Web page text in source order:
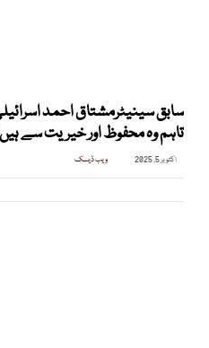
سابق سینیٹرمشتاق احمد
تاہم وہ محفوظ اور خیریت سے
اکتوبر 5, 2025 ویب ڈیسک